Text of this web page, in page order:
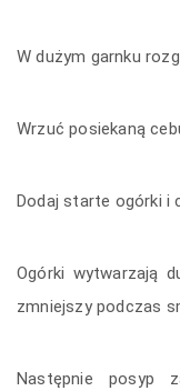
W dużym garnku
Wrzuć posiekaną
Dodaj starte ogórki i
Ogórki wytwarzają
zmniejszy podczas
Następnie posyp